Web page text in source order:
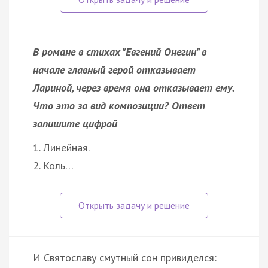
В романе в стихах "Евгений Онегин" в
начале главный герой отказывает
Лариной, через время она отказывает ему.
Что это за вид композиции? Ответ
запишите цифрой
1. Линейная.
2. Коль…
И Святославу смутный сон привиделся: